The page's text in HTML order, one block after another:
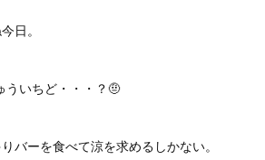
日。
いちど・・・？🤨
バーを食べて涼を求めるしかない。